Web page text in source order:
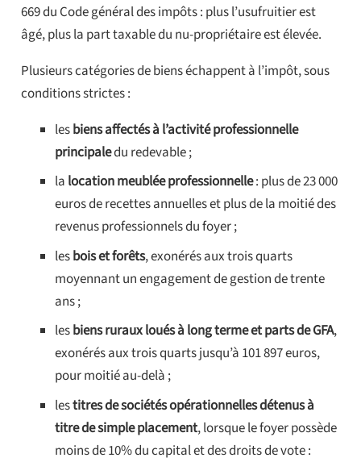
669 du Code général des impôts : plus l’usufruitier est
âgé, plus la part taxable du nu-propriétaire est élevée.
Plusieurs catégories de biens échappent à l’impôt, sous
conditions strictes :
lesbiens affectés à l’activité professionnelle
principaledu redevable ;
la location meublée professionnelle: plus de 23 000
euros de recettes annuelles et plus de la moitié des
revenus professionnels du foyer ;
lesbois et forêts, exonérés aux trois quarts
moyennant un engagement de gestion de trente
ans ;
lesbiens ruraux loués à long terme et parts de GFA,
exonérés aux trois quarts jusqu’à 101 897 euros,
pour moitié au-delà ;
lestitres de sociétés opérationnelles détenus à
titre de simple placement, lorsque le foyer possède
moins de 10% du capital et des droits de vote :